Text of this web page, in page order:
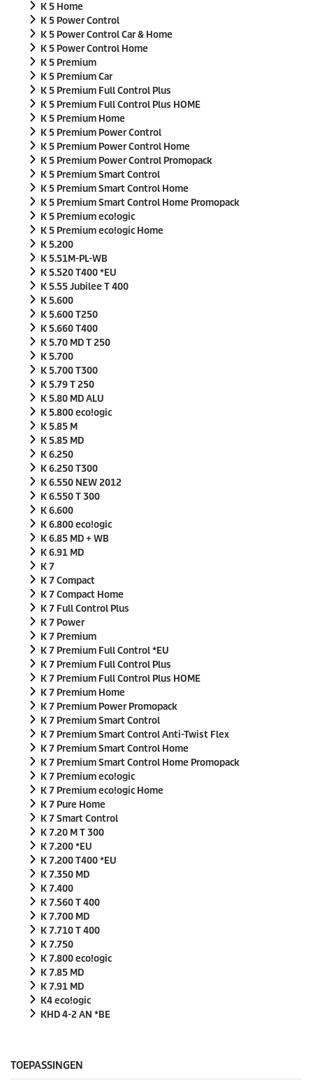
K 5 Home
K 5 Power Control
K 5 Power Control Car & Home
K 5 Power Control Home
K 5 Premium
K 5 Premium Car
K 5 Premium Full Control Plus
K 5 Premium Full Control Plus HOME
K 5 Premium Home
K 5 Premium Power Control
K 5 Premium Power Control Home
K 5 Premium Power Control Promopack
K 5 Premium Smart Control
K 5 Premium Smart Control Home
K 5 Premium Smart Control Home Promopack
K 5 Premiumeco!ogic
K 5 Premiumeco!ogic Home
K 5.200
K 5.51M-PL-WB
K 5.520 T400 *EU
K 5.55 Jubilee T 400
K 5.600
K 5.600 T250
K 5.660 T400
K 5.70 MD T 250
K 5.700
K 5.700 T300
K 5.79 T 250
K 5.80 MD ALU
K 5.800eco!ogic
K 5.85 M
K 5.85 MD
K 6.250
K 6.250 T300
K 6.550 NEW 2012
K 6.550 T 300
K 6.600
K 6.800eco!ogic
K 6.85 MD + WB
K 6.91 MD
K 7
K 7 Compact
K 7 Compact Home
K 7 Full Control Plus
K 7 Power
K 7 Premium
K 7 Premium Full Control *EU
K 7 Premium Full Control Plus
K 7 Premium Full Control Plus HOME
K 7 Premium Home
K 7 Premium Power Promopack
K 7 Premium Smart Control
K 7 Premium Smart Control Anti-Twist Flex
K 7 Premium Smart Control Home
K 7 Premium Smart Control Home Promopack
K 7 Premiumeco!ogic
K 7 Premiumeco!ogic Home
K 7 Pure Home
K 7 Smart Control
K 7.20 M T 300
K 7.200 *EU
K 7.200 T400 *EU
K 7.350 MD
K 7.400
K 7.560 T 400
K 7.700 MD
K 7.710 T 400
K 7.750
K 7.800eco!ogic
K 7.85 MD
K 7.91 MD
K4eco!ogic
KHD 4-2 AN *BE
TOEPASSINGEN